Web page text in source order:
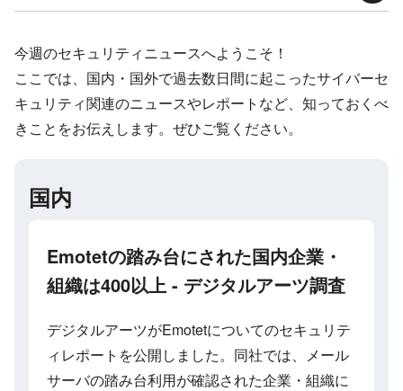
今週のセキュリティニュースへようこそ！
ここでは、国内・国外で過去数日間に起こったサイバーセ
キュリティ関連のニュースやレポートなど、知っておくべ
きことをお伝えします。ぜひご覧ください。
国内
Emotetの踏み台にされた国内企業・
組織は400以上 - デジタルアーツ調査
デジタルアーツがEmotetについてのセキュリテ
ィレポートを公開しました。同社では、メール
サーバの踏み台利用が確認された企業・組織に